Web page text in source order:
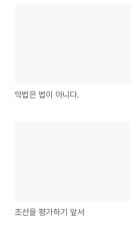
악법은 법이 아니다.
조선을 평가하기 앞서